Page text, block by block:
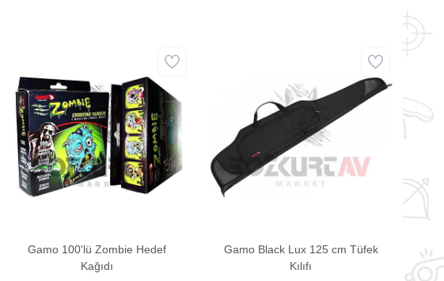
Gamo 100'lü Zombie Hedef
Kağıdı
Gamo Black Lux 125 cm Tüfek
Kılıfı